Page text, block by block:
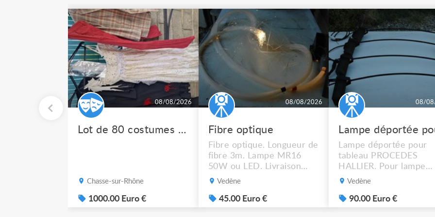
08/08/2026
Lot de 80 costumes de scène pro
Chasse-sur-Rhône
1000.00 Euro €
08/08/2026
Fibre optique
Fibre optique. Longueur de
fibre 3m. Lampe MR16
50W ou LED. Livraison
possible.
Vedène
45.00 Euro €
08/
Lampe déportée pour
tableau PROCEDES
HALLIER. Pour lampe
MR16 halogène ou LED
possible. 90€ le lot de 4.
Vedène
90.00 Euro €